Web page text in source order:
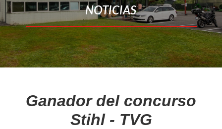
TIENDAS ONLINE
Miguel Agrícola
Inforecambios
NOTICIAS
Ganador del concurso
Stihl - TVG